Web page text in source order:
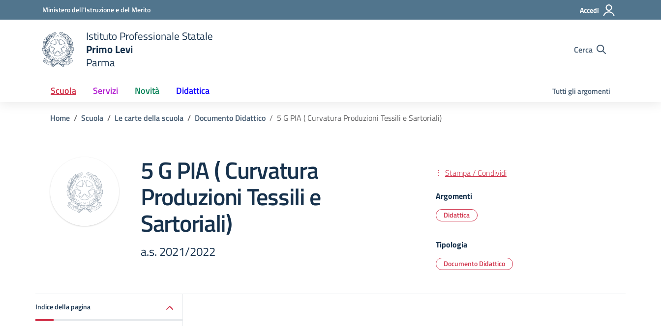
Vai ai contenuti
Vai al menu di navigazioneMinistero dell'Istruzione e del Merito Accedi
scuola
Istituto Professionale Statale
Primo Levi
Parma
Cerca
Scuola Servizi Novità Didattica Tutti gli argomenti
Home Scuola Le carte della scuola Documento Didattico 5 G PIA ( Curvatura Produzioni Tessili e Sartoriali)
5 G PIA ( Curvatura
Produzioni Tessili e
Sartoriali)
a.s. 2021/2022
Stampa / Condividi
Argomenti
Didattica
Tipologia
Documento Didattico
Indice della pagina